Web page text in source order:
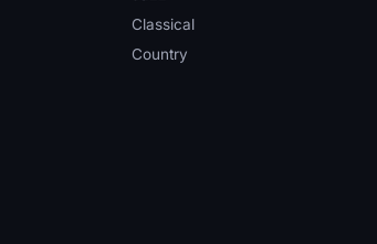
Classical
Country